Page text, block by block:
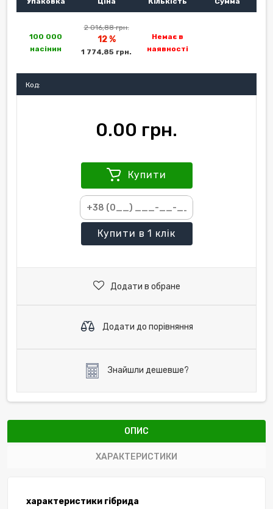
100 000
насінин
2 016,88 грн.
12 %
1 774,85 грн.
Немає в
наявності
Код:
0.00 грн.
Купити
Купити в 1 клік
Додати в обране
Додати до порівняння
Знайшли дешевше?
ОПИС
ХАРАКТЕРИСТИКИ
характеристики гібрида